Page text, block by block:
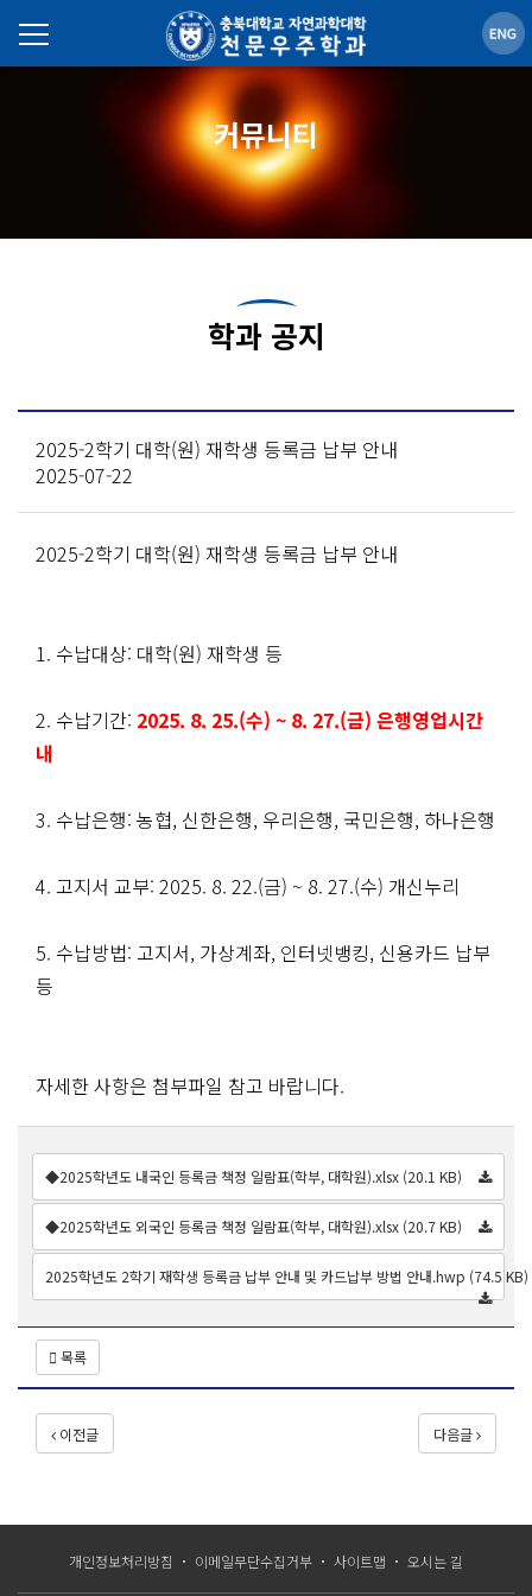
커뮤니티
학과 공지
2025-2학기 대학(원) 재학생 등록금 납부 안내
2025-07-22
2025-2학기 대학(원) 재학생 등록금 납부 안내
1. 수납대상: 대학(원) 재학생 등
2. 수납기간: 2025. 8. 25.(수) ~ 8. 27.(금) 은행영업시간
내
3. 수납은행: 농협, 신한은행, 우리은행, 국민은행, 하나은행
4. 고지서 교부: 2025. 8. 22.(금) ~ 8. 27.(수) 개신누리
5. 수납방법: 고지서, 가상계좌, 인터넷뱅킹, 신용카드 납부
등
자세한 사항은 첨부파일 참고 바랍니다.
◆2025학년도 내국인 등록금 책정 일람표(학부, 대학원).xlsx (20.1 KB)
◆2025학년도 외국인 등록금 책정 일람표(학부, 대학원).xlsx (20.7 KB)
2025학년도 2학기 재학생 등록금 납부 안내 및 카드납부 방법 안내.hwp (74.5 KB)
목록
이전글 다음글
개인정보처리방침 이메일무단수집거부 사이트맵 오시는 길